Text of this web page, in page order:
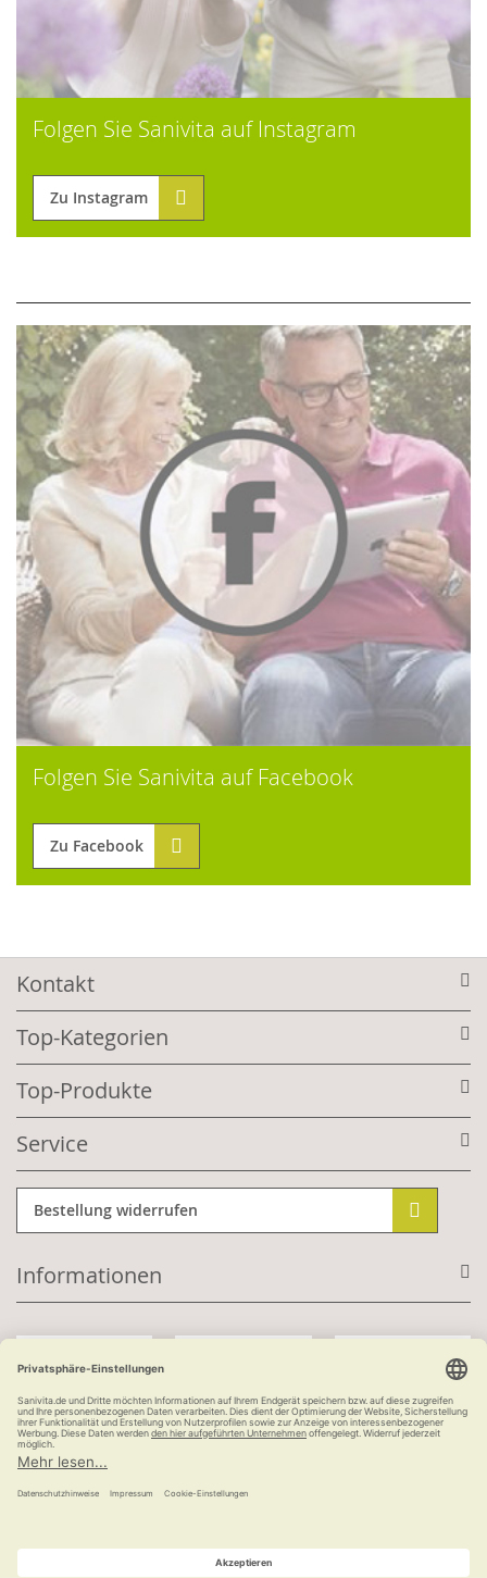
Folgen Sie Sanivita auf Instagram
Zu Instagram
Folgen Sie Sanivita auf Facebook
Zu Facebook
Kontakt
Top-Kategorien
Top-Produkte
Service
Bestellung widerrufen
Informationen
Kauf auf Rechnung
versandkostenfrei